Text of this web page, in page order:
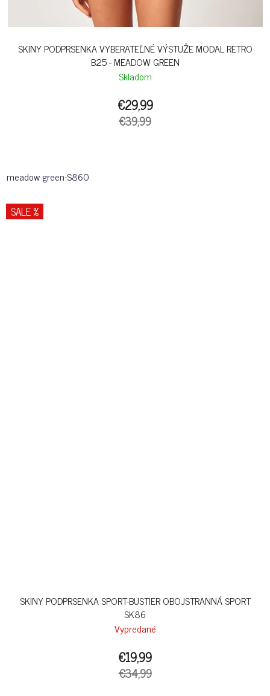
SKINY PODPRSENKA VYBERATEĽNÉ VÝSTUŽE MODAL RETRO
B25 - MEADOW GREEN
Skladom
€29,99
€39,99
meadow green-S860
SALE %
SKINY PODPRSENKA SPORT-BUSTIER OBOJSTRANNÁ SPORT
SK86
Vypredané
€19,99
€34,99